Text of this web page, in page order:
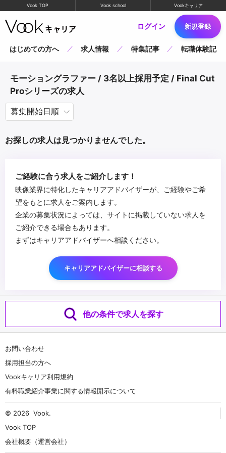
Vook TOP Vook school Vookキャリア
ログイン 新規登録
はじめての方へ 求人情報 特集記事 転職体験記
モーショングラファー / 3名以上採用予定 / Final Cut
Proシリーズの求人
お探しの求人は見つかりませんでした。
ご経験に合う求人をご紹介します！
映像業界に特化したキャリアアドバイザーが、ご経験やご希
望をもとに求人をご案内します。
企業の募集状況によっては、サイトに掲載していない求人を
ご紹介できる場合もあります。
まずはキャリアアドバイザーへ相談ください。
キャリアアドバイザーに相談する
他の条件で求人を探す
お問い合わせ
採用担当の方へ
Vookキャリア利用規約
有料職業紹介事業に関する情報開示について
© 2026 Vook.
Vook TOP
会社概要（運営会社）